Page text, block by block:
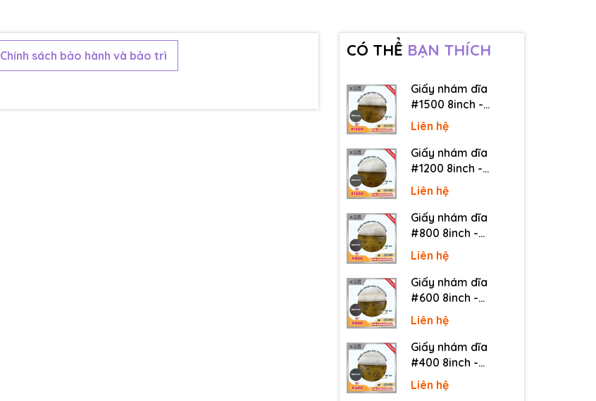
Chính sách bảo hành và bảo trì CÓ THỂ BẠN THÍCH
Giấy nhám dĩa
#1500 8inch -
Sankyo (Nhật) - Có
keo (PSA)
Liên hệ
Giấy nhám dĩa
#1200 8inch -
Sankyo (Nhật) - Có
keo (PSA)
Liên hệ
Giấy nhám dĩa
#800 8inch -
Sankyo (Nhật) - Có
keo (PSA)
Liên hệ
Giấy nhám dĩa
#600 8inch -
Sankyo (Nhật) - Có
keo (PSA)
Liên hệ
Giấy nhám dĩa
#400 8inch -
Sankyo (Nhật) - Có
keo (PSA)
Liên hệ